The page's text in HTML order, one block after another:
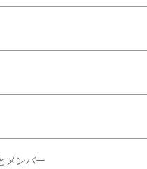
メンバー